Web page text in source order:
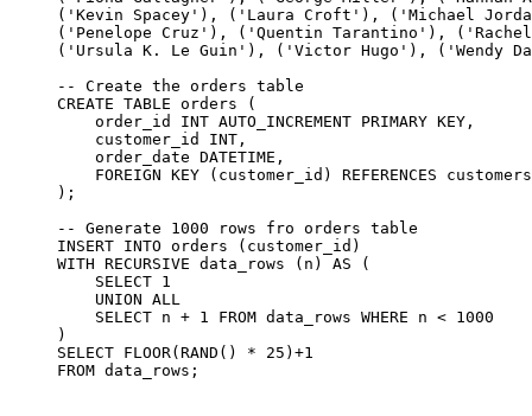
('Kevin Spacey'), ('Laura Croft'), ('Michael
('Penelope Cruz'), ('Quentin Tarantino'),
('Ursula K. Le Guin'), ('Victor Hugo'), ('Wendy
-- Create the orders table
CREATE TABLE orders (
    order_id INT AUTO_INCREMENT PRIMARY KEY,
    customer_id INT,
    order_date DATETIME,
FOREIGN KEY (customer_id) REFERENCES
);
-- Generate 1000 rows fro orders table
INSERT INTO orders (customer_id)
WITH RECURSIVE data_rows (n) AS (
    SELECT 1
    UNION ALL
    SELECT n + 1 FROM data_rows WHERE n < 1000
)
SELECT FLOOR(RAND() * 25)+1